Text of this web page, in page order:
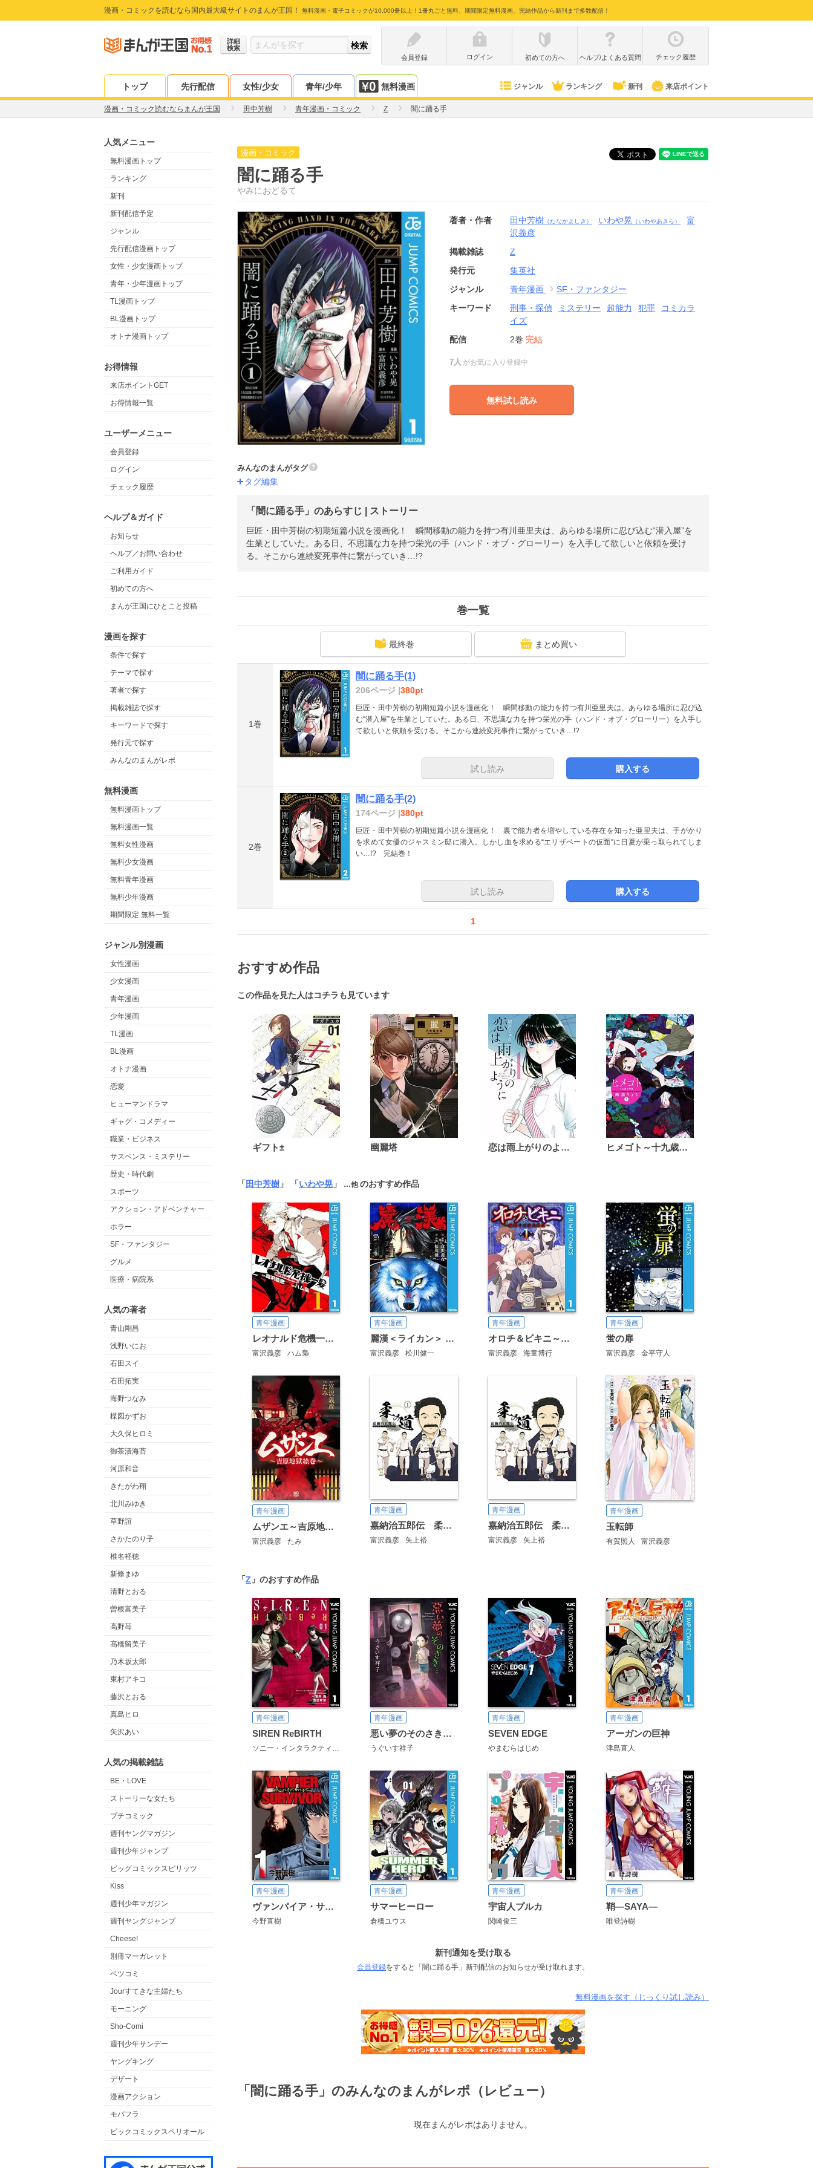
漫画・コミックを読むなら国内最大級サイトのまんが王国！ 無料漫画・電子コミックが10,000冊以上！1冊丸ごと無料、期間限定無料漫画、完結作品から新刊まで多数配信！
詳細
検索
会員登録
ログイン 初めての方へ ヘルプ/よくある質問 チェック履歴
トップ 先行配信 女性/少女 青年/少年 無料漫画 ジャンル ランキング 新刊 来店ポイント
漫画・コミック読むならまんが王国 田中芳樹 青年漫画・コミック Z 闇に踊る手
人気メニュー
無料漫画トップ
ランキング
新刊
新刊配信予定
ジャンル
先行配信漫画トップ
女性・少女漫画トップ
青年・少年漫画トップ
TL漫画トップ
BL漫画トップ
オトナ漫画トップ
お得情報
来店ポイントGET
お得情報一覧
ユーザーメニュー
会員登録
ログイン
チェック履歴
ヘルプ＆ガイド
お知らせ
ヘルプ／お問い合わせ
ご利用ガイド
初めての方へ
まんが王国にひとこと投稿
漫画を探す
条件で探す
テーマで探す
著者で探す
掲載雑誌で探す
キーワードで探す
発行元で探す
みんなのまんがレポ
無料漫画
無料漫画トップ
無料漫画一覧
無料女性漫画
無料少女漫画
無料青年漫画
無料少年漫画
期間限定 無料一覧
ジャンル別漫画
女性漫画
少女漫画
青年漫画
少年漫画
TL漫画
BL漫画
オトナ漫画
恋愛
ヒューマンドラマ
ギャグ・コメディー
職業・ビジネス
サスペンス・ミステリー
歴史・時代劇
スポーツ
アクション・アドベンチャー
ホラー
SF・ファンタジー
グルメ
医療・病院系
人気の著者
青山剛昌
浅野いにお
石田スイ
石田拓実
海野つなみ
楳図かずお
大久保ヒロミ
御茶漬海苔
河原和音
きたがわ翔
北川みゆき
草野誼
さかたのり子
椎名軽穂
新條まゆ
清野とおる
曽根富美子
高野苺
高橋留美子
乃木坂太郎
東村アキコ
藤沢とおる
真島ヒロ
矢沢あい
人気の掲載雑誌
BE・LOVE
ストーリーな女たち
プチコミック
週刊ヤングマガジン
週刊少年ジャンプ
ビッグコミックスピリッツ
Kiss
週刊少年マガジン
週刊ヤングジャンプ
Cheese!
別冊マーガレット
ベツコミ
Jourすてきな主婦たち
モーニング
Sho-Comi
週刊少年サンデー
ヤングキング
デザート
漫画アクション
モバフラ
ビックコミックスペリオール
漫画・コミック
闇に踊る手
やみにおどるて
著者・作者 田中芳樹 （たなかよしき） いわや晃 （いわやあきら）
富
沢義彦
掲載雑誌
Z
発行元
集英社
ジャンル
青年漫画
SF・ファンタジー
キーワード
刑事・探偵 ミステリー 超能力 犯罪
コミカラ
イズ
配信
2巻 完結
7人 がお気に入り登録中
無料試し読み
みんなのまんがタグ
タグ編集
「闇に踊る手」のあらすじ | ストーリー
巨匠・田中芳樹の初期短篇小説を漫画化！ 瞬間移動の能力を持つ有川亜里夫は、あらゆる場所に忍び込む“潜入屋”を
生業としていた。ある日、不思議な力を持つ栄光の手（ハンド・オブ・グローリー）を入手して欲しいと依頼を受け
る。そこから連続変死事件に繋がっていき…!?
巻一覧
最終巻 まとめ買い
1巻
闇に踊る手(1)
206ページ |380pt
巨匠・田中芳樹の初期短篇小説を漫画化！ 瞬間移動の能力を持つ有川亜里夫は、あらゆる場所に忍び込
む“潜入屋”を生業としていた。ある日、不思議な力を持つ栄光の手（ハンド・オブ・グローリー）を入手し
て欲しいと依頼を受ける。そこから連続変死事件に繋がっていき…!?
試し読み 購入する
2巻
闇に踊る手(2)
174ページ |380pt
巨匠・田中芳樹の初期短篇小説を漫画化！ 裏で能力者を増やしている存在を知った亜里夫は、手がかり
を求めて女優のジャスミン邸に潜入。しかし血を求める“エリザベートの仮面”に日夏が乗っ取られてしま
い…!? 完結巻！
試し読み 購入する
1
おすすめ作品
この作品を見た人はコチラも見ています
ギフト± 幽麗塔 恋は雨上がりのように ヒメゴト～十九歳の制服～
「田中芳樹 」 「いわや晃 」 …他のおすすめ作品
青年漫画
レオナルド危機一髪(・ザ・ピンチ)
富沢義彦 ハム梟
青年漫画
麗漢＜ライカン＞ ～獣人たちの挽歌～
富沢義彦 松川健一
青年漫画
オロチ＆ビキニ～表裏十二支大戦記～
富沢義彦 海童博行
青年漫画
蛍の扉
富沢義彦 金平守人
青年漫画
ムザンエ～吉原地獄絵巻～
富沢義彦 たみ
青年漫画
嘉納治五郎伝 柔の道
富沢義彦 矢上裕
青年漫画
嘉納治五郎伝 柔の道 合本版
富沢義彦 矢上裕
青年漫画
玉転師
有賀照人 富沢義彦
「Z 」のおすすめ作品
青年漫画
SIREN ReBIRTH
ソニー・インタラクティブエンタテインメント Project SIREN team 酒井義 浅田有皆
青年漫画
悪い夢のそのさき…
うぐいす祥子
青年漫画
SEVEN EDGE
やまむらはじめ
青年漫画
アーガンの巨神
津島直人
青年漫画
ヴァンパイア・サバイバー
今野直樹
青年漫画
サマーヒーロー
倉橋ユウス
青年漫画
宇宙人プルカ
関崎俊三
青年漫画
鞘―SAYA―
唯登詩樹
新刊通知を受け取る
会員登録をすると「闇に踊る手」新刊配信のお知らせが受け取れます。
無料漫画を探す（じっくり試し読み）
「闇に踊る手」のみんなのまんがレポ（レビュー）
現在まんがレポはありません。